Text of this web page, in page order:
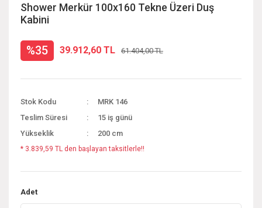
Shower Merkür 100x160 Tekne Üzeri Duş
Kabini
%35 39.912,60 TL 61.404,00 TL
Stok Kodu
MRK 146
Teslim Süresi
15 iş günü
Yükseklik
200 cm
* 3.839,59 TL den başlayan taksitlerle!!
Adet